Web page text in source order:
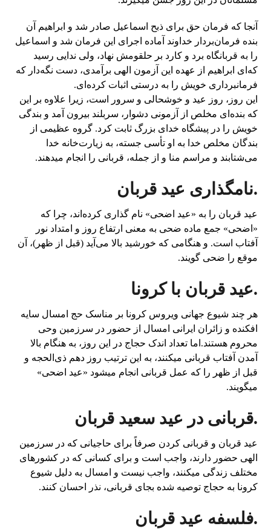
آنجا که فرمان حق برای ذبح اسماعیل صادر شد و ابراهیم آن
بنده فرمان‌بردار خداوند آماده اجرای این فرمان شد و اسماعیل
را به قربانگاه برد و کارد بر حلقومش نهاد، ولی ندایی رسید
که‌ای ابراهیم از عهده این آزمون الهی برآمدی، دست نگه‌دار که
فرمانبرداری خویش را به درستی اثبات کرده‌ای.
این روز، روز عید و خوشحالی و سرور است، زیرا علاوه بر این
که بنده‌ای مخلص از آزمونی دشوار، سربلند بیرون آمد و بندگی
خویش را در پیشگاه خدای بزرگ ثابت کرد. گروه عظیمی از
بندگان مخلص خدا به او تأسی جسته، به زیارت‌خانه خدا
می‌شتابند و مراسم منا و از جمله، قربانی را انجام میدهند.
.نامگذاری عید قربان
عید قربان را به «عید اضحی» نام گذاری کرده‌اند، چرا که
«اضحی» جمع ماده ضحی به معنی ارتفاع روز و امتداد نور
آفتاب است. و هنگامی که خورشید بالا می‌آید (قبل از ظهر)، آن
موقع را ضحی گویند.
.عید قربان با کرونا
هر چند شیوع جهانی ویروس کرونا بر مناسک حج امسال سایه
افکنده و زائران ایرانی امسال از حضور در سرزمین وحی
محروم هستند.اما تعداد اندک حجاج در این روز، به هنگام بالا
آمدن آفتاب قربانی میکنند، به این ترتیب روز دهم ذی‌الحجه و
قبل از ظهر را که عمل قربانی انجام میشود «عید اضحی»
میگویند.
.قربانی در عید سعید قربان
عید قربان و قربانی کردن صرفاً برای حاجیانی که در سرزمین
الهی حضور دارند، واجب است و برای کسانی که در کشور‌های
مختلف زندگی میکنند، واجب نیست و امسال به دلیل شیوع
کرونا به حجاج توصیه شده بجای قربانی، نذر احسان کنند.
.فلسفه عید قربان